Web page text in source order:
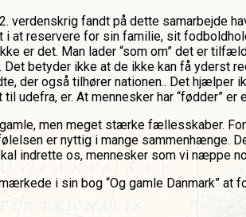
verdenskrig fandt på dette samarbejde
at reservere for sin familie, sit
er det. Man lader “som om” det er
betyder ikke at de ikke kan få yderst
der også tilhører nationen.. Det hjælper
udefra, er. At mennesker har “fødder”
men meget stærke fællesskaber.
er nyttig i mange sammenhænge.
indrette os, mennesker som vi næppe
i sin bog “Og gamle Danmark”